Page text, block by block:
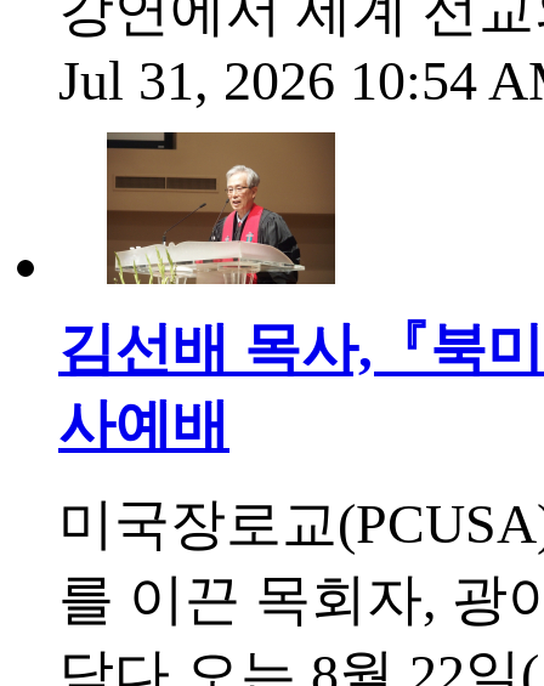
Jul 31, 2026 10:54
김선배 목사,『북
사예배
미국장로교
를 이끈 목회자, 광